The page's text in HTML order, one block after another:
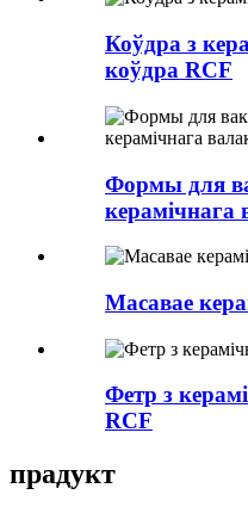
Коўдра з
коўдра RCF
Формы для
керамічнага
Масавае
Фетр з
RCF
прадукт